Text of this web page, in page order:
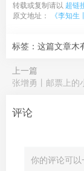
转载或复制请以 超链
原文地址：
《李知生
标签：这篇文章木
上一篇
张增勇丨邮票上的
评论